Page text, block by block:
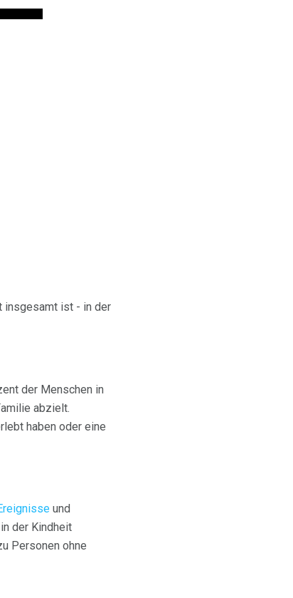
insgesamt ist - in der
der Menschen in
abzielt.
haben oder eine
und
der Kindheit
Personen ohne